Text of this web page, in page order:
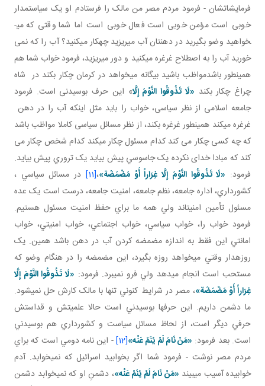
فرمايشاتشان - فرمود مردم مصر من مالک را فرستادم او يک سياستمدار
خوبی است مؤمن خوبی است فعال خوبی است اما شما وقتی که می­
خواهيد وضو بگيريد در دهنتان آب می­ريزيد چهکار می­کنيد؟ آب را که نمی
خوريد آب را به اصطلاح غرغره می­کنيد و دور می­ريزيد، فرمود خواب شما هم
همينطور باشدمواظب باشيد بيگانه می­خواهد در کرمان چکار بکند در شاه
چراغ چکار بکند «لَا تَذُوقُوا النَّوْمَ إِلَّا» اين حرف بوسيدنی است. فرمود
جامعه اسلامی از نظر سياسی، خواب را بايد مثل اينکه آب را در دهن
غرغره می­کند همينطور غرغره بکند، از نظر مسائل سياسی کاملا مواظب باشد
که چه کسی چکار می کند کدام مسئول چکار می­کند کدام شخص چکار می
کند که مبادا خدای نکرده يک جاسوسي پيش بيايد يک تروري پيش بيايد.
فرمود: «لَا تَذُوقُوا النَّوْمَ إِلَّا غِرَاراً أَوْ مَضْمَضَة»،[11]
در مسائل سياسي ،
کشورداري، اداره جامعه، نظم جامعه، امنيت جامعه، درست است يک عده
مسئول تأمين امنيت اند ولي همه ما براي حفظ امنيت مسئول هستيم.
فرمود خواب را، خواب سياسي، خواب اجتماعي، خواب امنيتي، خواب
امانتي اين فقط به اندازه مضمضه کردن آب در دهن باشد همين. يک
روزه دار وقتي مي خواهد روزه بگيرد، اين مضمضه را در هنگام وضو که
مستحب است انجام مي دهد ولي فرو نمي برد. فرمود: «لَا تَذُوقُوا النَّوْمَ إِلَّا
غِرَاراً أَوْ مَضْمَضَة»، مصر در شرايط کنوني تنها با مالک کارش حل نمي شود.
ما دشمن داريم. اين حرف ها بوسيدني است حالا علميتش و قداستش
حرفي ديگر است، از لحاظ مسائل سياست و کشورداري هم بوسيدني
است. بعد فرمود: «مَنْ‏ نَامَ‏ لَمْ‏ يُنَمْ‏ عَنْه‏»
[12]
- اين نامه دومي است که براي
مردم مصر نوشت - فرمود شما اگر بخوابيد اسرائيل که نمي خوابد. آدم
خوابيده آسيب مي بيند «مَنْ‏ نَامَ‏ لَمْ‏ يُنَمْ‏ عَنْه‏»، دشمنِ او که نمي خوابد دشمن